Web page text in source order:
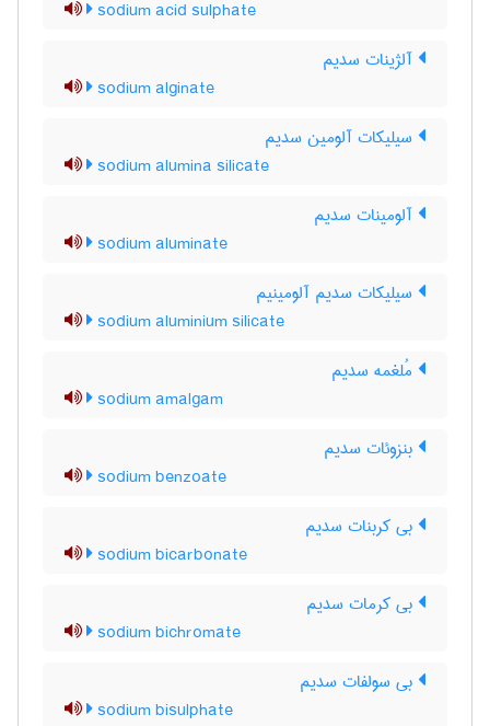
sodium acid sulphate
آلژینات سدیم
sodium alginate
سیلیکات آلومین سدیم
sodium alumina silicate
آلومینات سدیم
sodium aluminate
سیلیکات سدیم آلومینیم
sodium aluminium silicate
مُلغمه سدیم
sodium amalgam
بنزوئات سدیم
sodium benzoate
بی کربنات سدیم
sodium bicarbonate
بی کرمات سدیم
sodium bichromate
بی سولفات سدیم
sodium bisulphate